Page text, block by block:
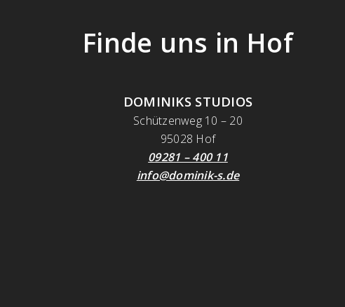
Finde uns in Hof
DOMINIKS STUDIOS
Schützenweg 10 – 20
95028 Hof
09281 – 400 11
info@dominik-s.de